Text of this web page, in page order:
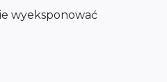
wyeksponować